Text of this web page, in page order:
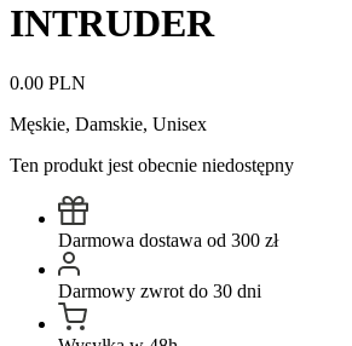
INTRUDER
0.00 PLN
Męskie, Damskie, Unisex
Ten produkt jest obecnie niedostępny
Darmowa dostawa od 300 zł
Darmowy zwrot do 30 dni